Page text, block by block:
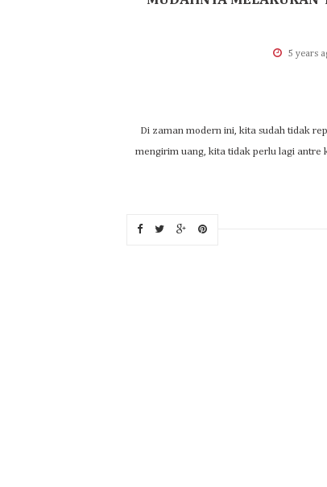
5 years
Di zaman modern ini, kita sudah tidak
mengirim uang, kita tidak perlu lagi antre